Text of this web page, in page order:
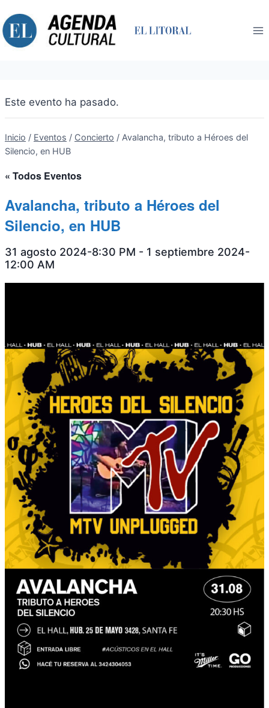
al
contenido
Este evento ha pasado.
Inicio / Eventos / Concierto / Avalancha, tributo a Héroes del
Silencio, en HUB
« Todos Eventos
Avalancha, tributo a Héroes del
Silencio, en HUB
31 agosto 2024-8:30 PM - 1 septiembre 2024-
12:00 AM